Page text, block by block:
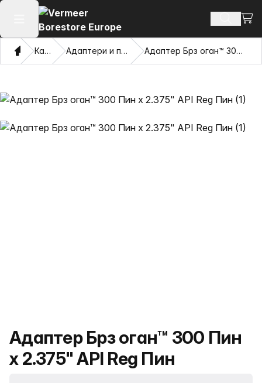
Отвори го главното мени
ДомаКаталог Адаптери и повлекувачки очи Адаптер Брз оган™ 300 Пин x 2.375" API Reg Пин
Име на производот
Адаптер Брз оган™ 300 Пин
x 2.375" API Reg Пин